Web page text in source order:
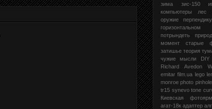
зима
зис-150
компьютеры
лес
оружие
горизонтальном
потрындеть
момент
старые
затишье теория
чужие мысли
DIY
Richard Avedon
emitar film.ua lego
monroe photo pinhole
tr15 synevo tone
Киевская
агат-18к адаптер алг